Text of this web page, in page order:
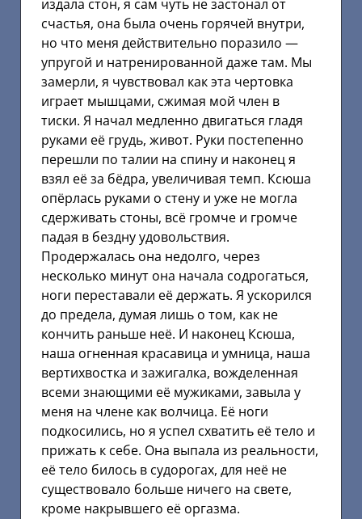
издала стон, я сам чуть не застонал от
счастья, она была очень горячей внутри,
но что меня действительно поразило —
упругой и натренированной даже там. Мы
замерли, я чувствовал как эта чертовка
играет мышцами, сжимая мой член в
тиски. Я начал медленно двигаться гладя
руками её грудь, живот. Руки постепенно
перешли по талии на спину и наконец я
взял её за бёдра, увеличивая темп. Ксюша
опёрлась руками о стену и уже не могла
сдерживать стоны, всё громче и громче
падая в бездну удовольствия.
Продержалась она недолго, через
несколько минут она начала содрогаться,
ноги переставали её держать. Я ускорился
до предела, думая лишь о том, как не
кончить раньше неё. И наконец Ксюша,
наша огненная красавица и умница, наша
вертихвостка и зажигалка, вожделенная
всеми знающими её мужиками, завыла у
меня на члене как волчица. Её ноги
подкосились, но я успел схватить её тело и
прижать к себе. Она выпала из реальности,
её тело билось в судорогах, для неё не
существовало больше ничего на свете,
кроме накрывшего её оргазма.